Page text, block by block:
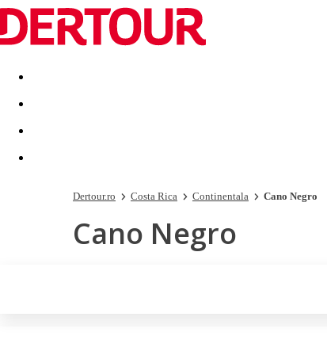
Destinatii Vacanta perfecta OFERTE DE NERATAT
Dertour.ro Costa Rica Continentala Cano Negro
Cano Negro